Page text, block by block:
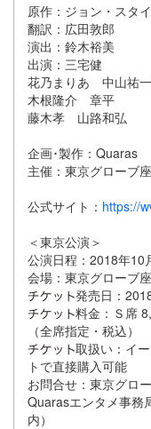
原作：ジョン・スタ
翻訳：広田敦郎
演出：鈴木裕美
出演：三宅健
花乃まりあ 中山
木根隆介 章平
藤木孝 山路和弘
企画･製作：Quaras
主催：東京グローブ座
公式サイト： https://
＜東京公演＞
公演日程：2018年
会場：東京グローブ座
発売日：
料金：Ｓ席
（全席指定・税込）
取扱い：イ
トで直接購入可能
お問合せ：東京グロ
Quarasエンタメ事務
内）